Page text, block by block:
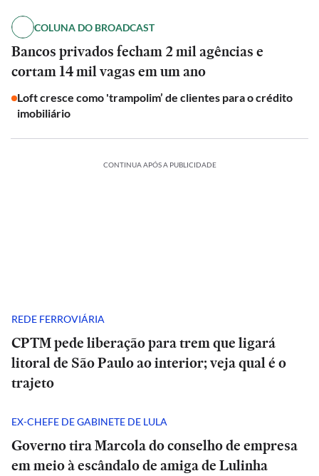
COLUNA DO BROADCAST
Bancos privados fecham 2 mil agências e
cortam 14 mil vagas em um ano
Loft cresce como 'trampolim’ de clientes para o crédito
imobiliário
CONTINUA APÓS A PUBLICIDADE
REDE FERROVIÁRIA
CPTM pede liberação para trem que ligará
litoral de São Paulo ao interior; veja qual é o
trajeto
EX-CHEFE DE GABINETE DE LULA
Governo tira Marcola do conselho de empresa
em meio à escândalo de amiga de Lulinha